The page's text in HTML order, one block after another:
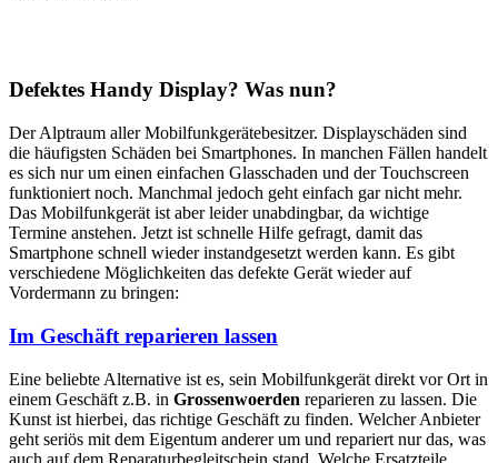
Defektes Handy Display? Was nun?
Der Alptraum aller Mobilfunkgerätebesitzer. Displayschäden sind
die häufigsten Schäden bei Smartphones. In manchen Fällen handelt
es sich nur um einen einfachen Glasschaden und der Touchscreen
funktioniert noch. Manchmal jedoch geht einfach gar nicht mehr.
Das Mobilfunkgerät ist aber leider unabdingbar, da wichtige
Termine anstehen. Jetzt ist schnelle Hilfe gefragt, damit das
Smartphone schnell wieder instandgesetzt werden kann. Es gibt
verschiedene Möglichkeiten das defekte Gerät wieder auf
Vordermann zu bringen:
Im Geschäft reparieren lassen
Eine beliebte Alternative ist es, sein Mobilfunkgerät direkt vor Ort in
einem Geschäft z.B. in Grossenwoerden reparieren zu lassen. Die
Kunst ist hierbei, das richtige Geschäft zu finden. Welcher Anbieter
geht seriös mit dem Eigentum anderer um und repariert nur das, was
auch auf dem Reparaturbegleitschein stand. Welche Ersatzteile